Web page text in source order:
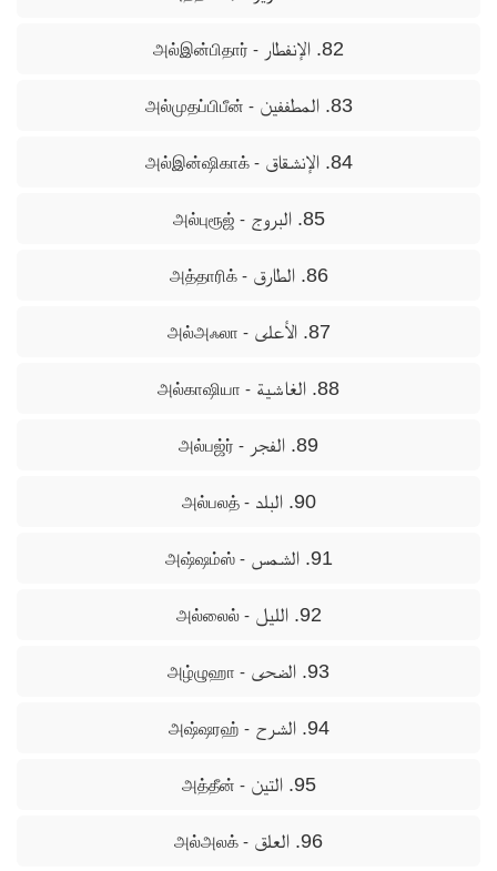
82. الإنفطار - அல்இன்பிதார்
83. المطففين - அல்முதப்பிபீன்
84. الإنشقاق - அல்இன்ஷிகாக்
85. البروج - அல்புரூஜ்
86. الطارق - அத்தாரிக்
87. الأعلى - அல்அஃலா
88. الغاشية - அல்காஷியா
89. الفجر - அல்பஜ்ர்
90. البلد - அல்பலத்
91. الشمس - அஷ்ஷம்ஸ்
92. الليل - அல்லைல்
93. الضحى - அழ்ழுஹா
94. الشرح - அஷ்ஷரஹ்
95. التين - அத்தீன்
96. العلق - அல்அலக்